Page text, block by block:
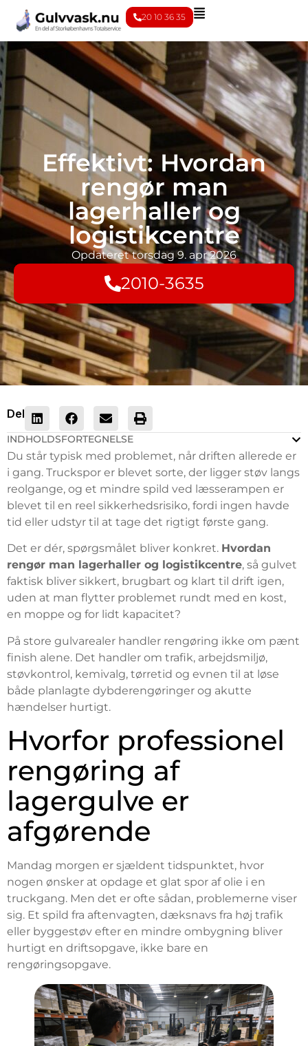
20 10 36 35
Effektivt: Hvordan
rengør man
lagerhaller og
logistikcentre
Opdateret torsdag 9. apr 2026
2010-3635
Del
INDHOLDSFORTEGNELSE
Du står typisk med problemet, når driften allerede er
i gang. Truckspor er blevet sorte, der ligger støv langs
reolgange, og et mindre spild ved læsserampen er
blevet til en reel sikkerhedsrisiko, fordi ingen havde
tid eller udstyr til at tage det rigtigt første gang.
Det er dér, spørgsmålet bliver konkret. Hvordan
rengør man lagerhaller og logistikcentre, så gulvet
faktisk bliver sikkert, brugbart og klart til drift igen,
uden at man flytter problemet rundt med en kost,
en moppe og for lidt kapacitet?
På store gulvarealer handler rengøring ikke om pænt
finish alene. Det handler om trafik, arbejdsmiljø,
støvkontrol, kemivalg, tørretid og evnen til at løse
både planlagte dybderengøringer og akutte
hændelser hurtigt.
Hvorfor professionel
rengøring af
lagergulve er
afgørende
Mandag morgen er sjældent tidspunktet, hvor
nogen ønsker at opdage et glat spor af olie i en
truckgang. Men det er ofte sådan, problemerne viser
sig. Et spild fra aftenvagten, dæksnavs fra høj trafik
eller byggestøv efter en mindre ombygning bliver
hurtigt en driftsopgave, ikke bare en
rengøringsopgave.